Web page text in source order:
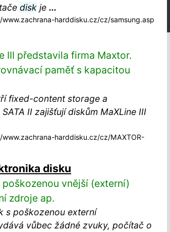
diskje ...
harddisku.cz/cz/samsung.asp
III představila firma Maxtor.
paměť s kapacitou
fixed-content storage a
II zajišťují diskům MaXLine III
harddisku.cz/cz/MAXTOR-
disku
vnější (externí)
zdroje ap.
s poškozenou externí
vůbec žádné zvuky, počítač o